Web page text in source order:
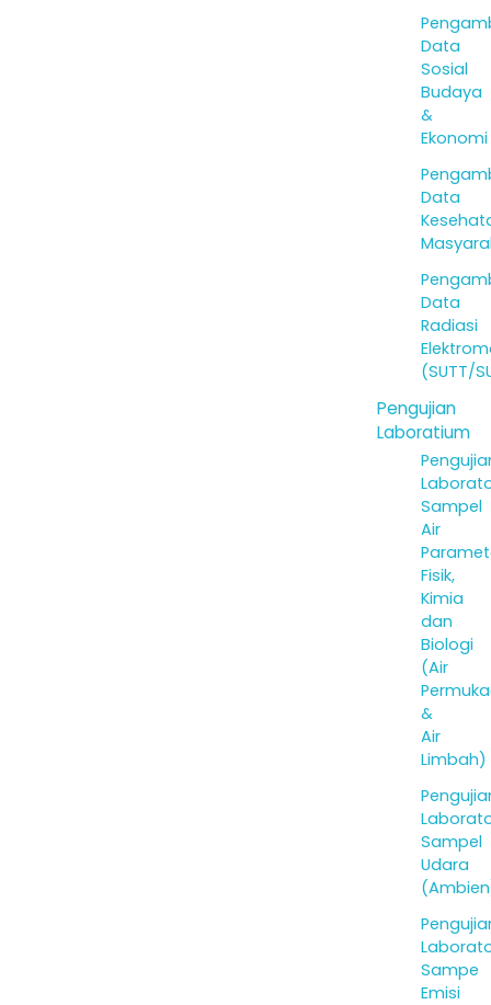
Data
Sosial
Budaya
&
Ekonomi
Data
Data
Radiasi
(SUTT/
Pengujian
Laboratium
Sampel
Air
Fisik,
Kimia
dan
Biologi
(Air
&
Air
Limbah)
Sampel
Udara
Sampe
Emisi